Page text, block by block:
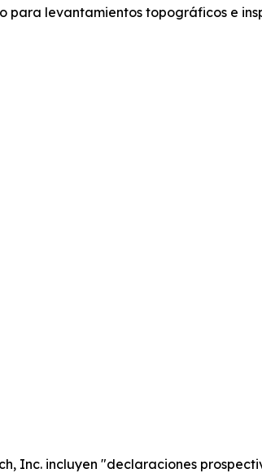
para levantamientos topográficos e
Inc. incluyen "declaraciones